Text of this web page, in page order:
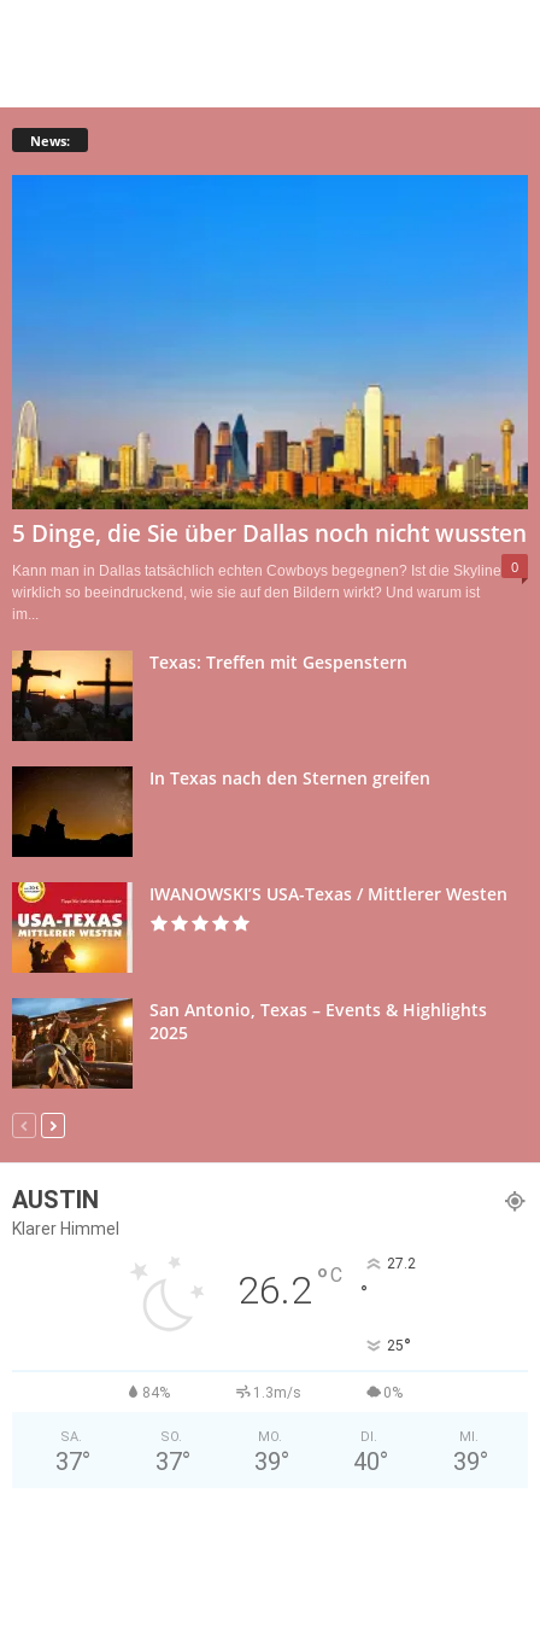
News:
5 Dinge, die Sie über Dallas noch nicht wussten
0
Kann man in Dallas tatsächlich echten Cowboys begegnen? Ist die Skyline
wirklich so beeindruckend, wie sie auf den Bildern wirkt? Und warum ist
im...
Texas: Treffen mit Gespenstern
In Texas nach den Sternen greifen
IWANOWSKI’S USA-Texas / Mittlerer Westen
San Antonio, Texas – Events & Highlights
2025
AUSTIN
Klarer Himmel
26.2°C 27.2
°
25°
84% 1.3m/s 0%
SA.
37°
SO.
37°
MO.
39°
DI.
40°
MI.
39°